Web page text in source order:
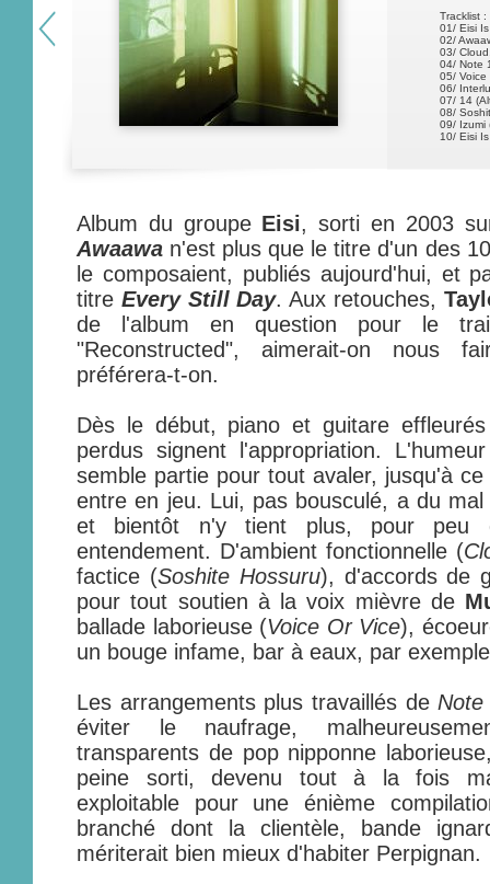
Tracklist :
01/ Eisi
02/
03/
04/ Note
05/ Voice
06/
07/ 14
08/
09/ Izumi
10/ Eisi
Album du groupe Eisi, sorti en 2003
Awaawa n'est plus que le titre d'un des
le composaient, publiés aujourd'hui, et
titre Every Still Day. Aux retouches,
de l'album en question pour le
"Reconstructed", aimerait-on nous
préférera-t-on.
Dès le début, piano et guitare
perdus signent l'appropriation.
semble partie pour tout avaler, jusqu'à
entre en jeu. Lui, pas bousculé, a du
et bientôt n'y tient plus, pour peu
entendement. D'ambient fonctionnelle (
factice (Soshite Hossuru), d'accords de
pour tout soutien à la voix mièvre de
ballade laborieuse (Voice Or Vice),
un bouge infame, bar à eaux, par
Les arrangements plus travaillés de Note
éviter le naufrage,
transparents de pop nipponne
peine sorti, devenu tout à la fois
exploitable pour une énième
branché dont la clientèle, bande
mériterait bien mieux d'habiter Perpignan.